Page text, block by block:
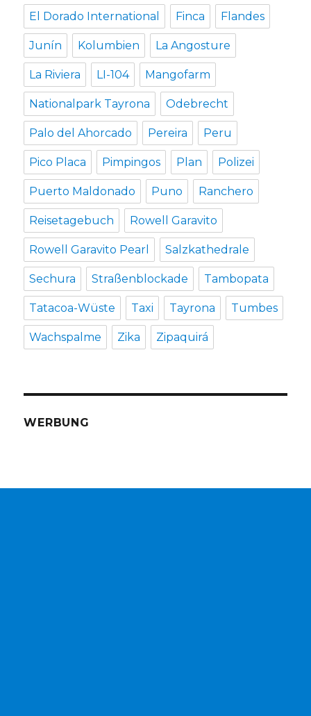
El Dorado International Finca Flandes
Junín Kolumbien La Angosture
La Riviera LI-104 Mangofarm
Nationalpark Tayrona Odebrecht
Palo del Ahorcado Pereira Peru
Pico Placa Pimpingos Plan Polizei
Puerto Maldonado Puno Ranchero
Reisetagebuch Rowell Garavito
Rowell Garavito Pearl Salzkathedrale
Sechura Straßenblockade Tambopata
Tatacoa-Wüste Taxi Tayrona Tumbes
Wachspalme Zika Zipaquirá
WERBUNG